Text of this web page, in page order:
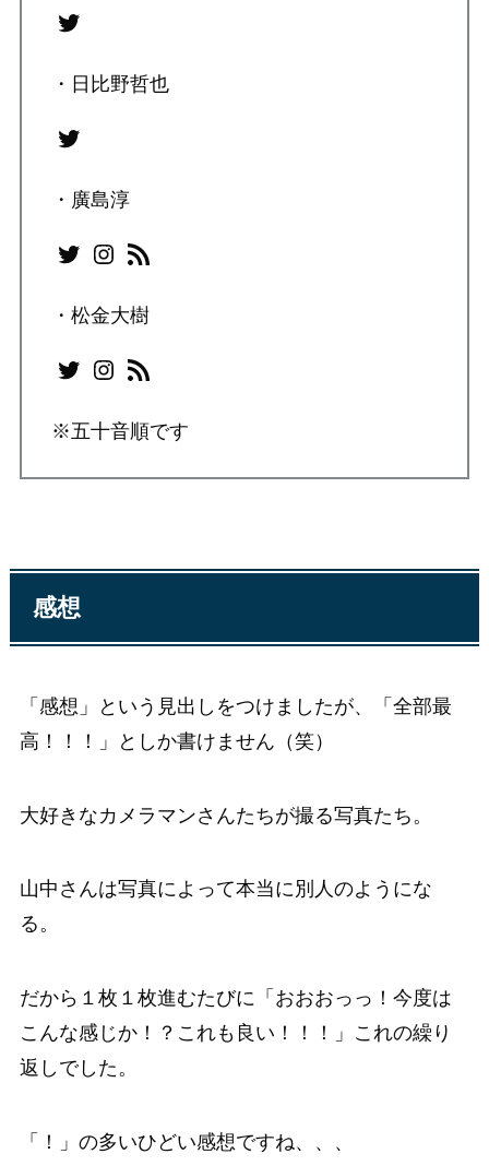
Twitter
・日比野哲也
Twitter
・廣島淳
TwitterInstagram
RSS フィード
・松金大樹
TwitterInstagram
RSS フィード
※五十音順です
感想
「感想」という見出しをつけましたが、「全部最
高！！！」としか書けません（笑）
大好きなカメラマンさんたちが撮る写真たち。
山中さんは写真によって本当に別人のようにな
る。
だから１枚１枚進むたびに「おおおっっ！今度は
こんな感じか！？これも良い！！！」これの繰り
返しでした。
「！」の多いひどい感想ですね、、、